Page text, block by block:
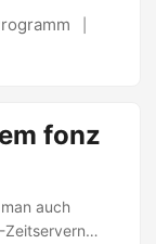
ffp0.7 nun
entschlossen
Wie kann man
Im
fonz
auch